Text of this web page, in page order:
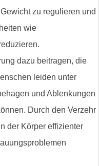
zu regulieren und
wie
dazu beitragen, die
leiden unter
und Ablenkungen
Durch den Verzehr
der Körper effizienter